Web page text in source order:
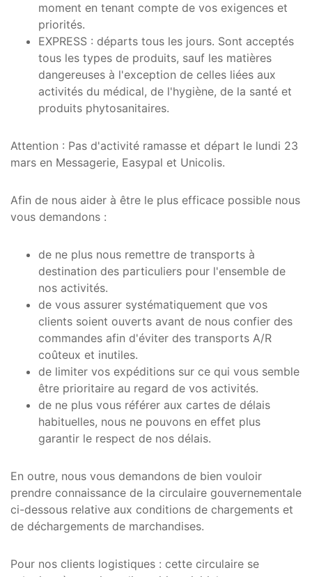
moment en tenant compte de vos exigences et
priorités.
EXPRESS : départs tous les jours. Sont acceptés
tous les types de produits, sauf les matières
dangereuses à l'exception de celles liées aux
activités du médical, de l'hygiène, de la santé et
produits phytosanitaires.
Attention : Pas d'activité ramasse et départ le lundi 23
mars en Messagerie, Easypal et Unicolis.
Afin de nous aider à être le plus efficace possible nous
vous demandons :
de ne plus nous remettre de transports à
destination des particuliers pour l'ensemble de
nos activités.
de vous assurer systématiquement que vos
clients soient ouverts avant de nous confier des
commandes afin d'éviter des transports A/R
coûteux et inutiles.
de limiter vos expéditions sur ce qui vous semble
être prioritaire au regard de vos activités.
de ne plus vous référer aux cartes de délais
habituelles, nous ne pouvons en effet plus
garantir le respect de nos délais.
En outre, nous vous demandons de bien vouloir
prendre connaissance de la circulaire gouvernementale
ci-dessous relative aux conditions de chargements et
de déchargements de marchandises.
Pour nos clients logistiques : cette circulaire se